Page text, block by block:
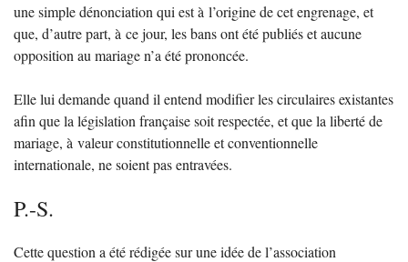
une simple dénonciation qui est à l’origine de cet engrenage, et
que, d’autre part, à ce jour, les bans ont été publiés et aucune
opposition au mariage n’a été prononcée.
Elle lui demande quand il entend modifier les circulaires existantes
afin que la législation française soit respectée, et que la liberté de
mariage, à valeur constitutionnelle et conventionnelle
internationale, ne soient pas entravées.
P.-S.
Cette question a été rédigée sur une idée de l’association